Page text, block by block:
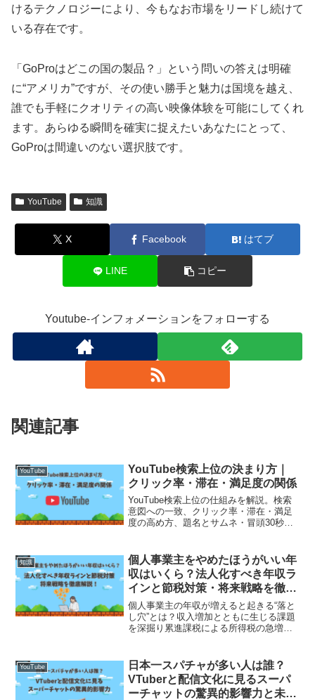
けるテクノロジーにより、今もなお市場をリードし続けて
いる存在です。
「GoProはどこの国の製品？」という問いの答えは明確
に“アメリカ”ですが、その使い勝手と魅力は国境を越え、
誰でも手軽にクオリティの高い映像体験を可能にしてくれ
ます。あらゆる瞬間を確実に捉えたいあなたにとって、
GoProは間違いのない選択肢です。
YouTube 知識
X Facebook はてブ
LINE コピー
Youtube-インフォメーションをフォローする
関連記事
YouTube
YouTube検索上位の決まり方｜
クリック率・滞在・満足度の関係
YouTube検索上位の仕組みを解説。検索
意図への一致、クリック率・滞在・満足
度の高め方、題名とサムネ・冒頭30秒・
知識
個人事業主をやめたほうがいい年
収はいくら？法人化すべき年収ラ
インと節税対策・将来戦略を徹底
解説！
個人事業主の年収が増えると起きる“落と
し穴”とは？収入増加とともに生じる課題
を深掘り累進課税による所得税の急増が
税率も跳ね上がります。個人事業主が課
税所得695万円を超...
YouTube
日本一スパチャが多い人は誰？
VTuberと配信文化に見るスーパ
ーチャットの驚異的影響力と未来